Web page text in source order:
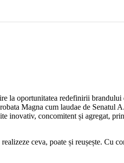
la oportunitatea redefinirii
Magna cum laudae de
inovativ, concomitent și agregat,
ceva, poate și reușește. Cu